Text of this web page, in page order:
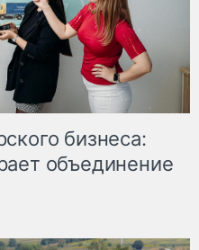
бизнеса:
объединение